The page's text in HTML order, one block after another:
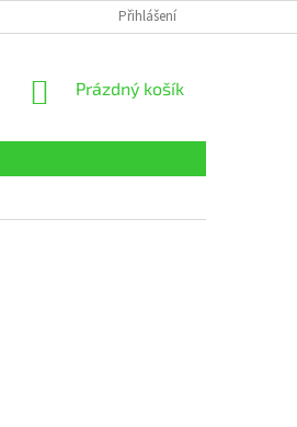
Přihlášení
NÁKUPNÍ
Prázdný košík